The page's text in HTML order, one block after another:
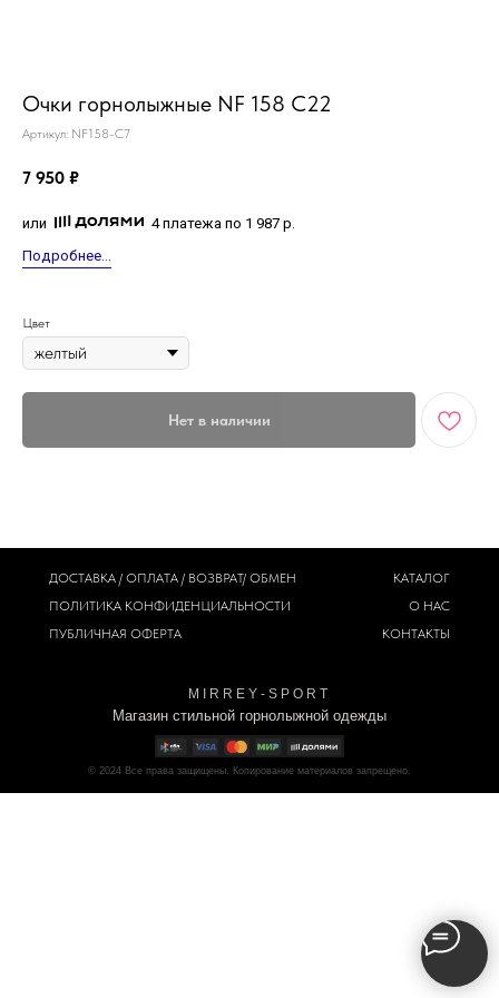
Очки горнолыжные NF 158 С22
Артикул: NF158-С7
7 950 ₽
или
4 платежа по 1 987 р.
Подробнее...
Цвет
Нет в наличии
M I R R E Y - S P O R T
Магазин стильной горнолыжной одежды
© 2024 Все права защищены. Копирование материалов запрещено.
ДОСТАВКА / ОПЛАТА / ВОЗВРАТ/ ОБМЕН
ПОЛИТИКА КОНФИДЕНЦИАЛЬНОСТИ
ПУБЛИЧНАЯ ОФЕРТА
КАТАЛОГ
О НАС
КОНТАКТЫ